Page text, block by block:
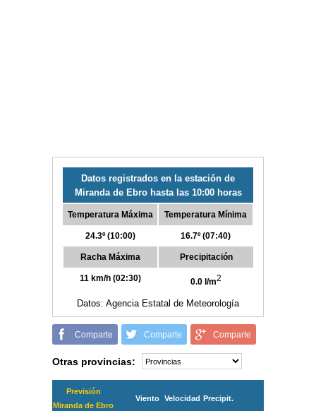
Datos registrados en la estación de
Miranda de Ebro hasta las 10:00 horas
Temperatura Máxima
24.3º (10:00)
Temperatura Mínima
16.7º (07:40)
Racha Máxima
11 km/h (02:30)
Precipitación
0.0 l/m2
Datos: Agencia Estatal de Meteorología
Comparte Comparte Comparte
Otras provincias:
Previsión
Miranda de Ebro
Viento Velocidad Precipit.